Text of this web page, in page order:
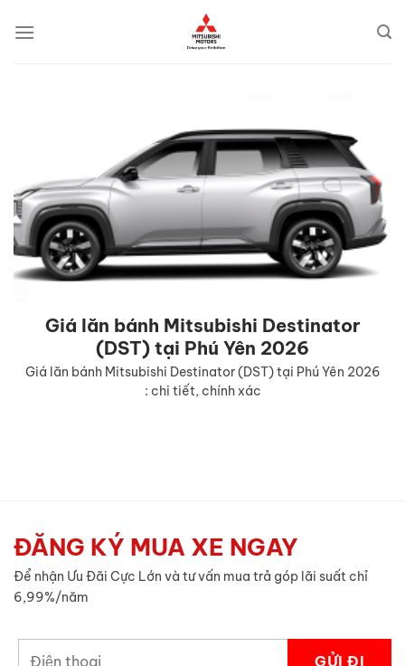
qua
Giá lăn bánh Mitsubishi Destinator
(DST) tại Phú Yên 2026
Giá lăn bánh Mitsubishi Destinator (DST) tại Phú Yên 2026
: chi tiết, chính xác
ĐĂNG KÝ MUA XE NGAY
Để nhận Ưu Đãi Cực Lớn và tư vấn mua trả góp lãi suất chỉ
6,99%/năm